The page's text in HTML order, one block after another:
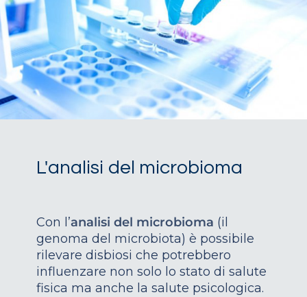
L'analisi del microbioma
Con l’analisi del microbioma (il
genoma del microbiota) è possibile
rilevare disbiosi che potrebbero
influenzare non solo lo stato di salute
fisica ma anche la salute psicologica.